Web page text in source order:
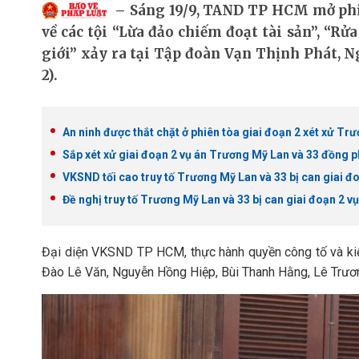
Sáng 19/9, TAND TP HCM mở
về các tội “Lừa đảo chiếm đoạt tài sản”,
giới” xảy ra tại Tập đoàn Vạn Thịnh Phát,
2).
An ninh được thắt chặt ở phiên tòa giai đoạn 2 xét xử
Sắp xét xử giai đoạn 2 vụ án Trương Mỹ Lan và 33 đồng
VKSND tối cao truy tố Trương Mỹ Lan và 33 bị can giai
Đề nghị truy tố Trương Mỹ Lan và 33 bị can giai đoạn 2
Đại diện VKSND TP HCM, thực hành quyền công tố và
Đào Lê Văn, Nguyễn Hồng Hiệp, Bùi Thanh Hằng, Lê